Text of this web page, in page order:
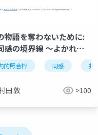
物語を奪わないために:
感の境界線 〜よかれと
分かる」のあとに訪れる
窒息〜
的照合枠 同感 共感
田 敦 >100